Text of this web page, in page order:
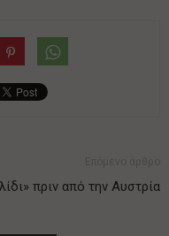
πριν από την Αυστρία